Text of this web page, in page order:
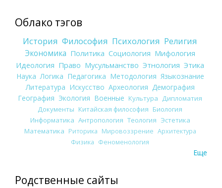
Облако тэгов
История Философия Психология Религия
Экономика Политика Социология Мифология
Идеология Право Мусульманство Этнология Этика
Наука Логика Педагогика Методология Языкознание
Литература Искусство Археология Демография
География Экология Военные Культура
Дипломатия
Документы Китайская философия Биология
Информатика Антропология Теология Эстетика
Математика Риторика Мировоззрение Архитектура
Физика Феноменология
Еще
Родственные сайты